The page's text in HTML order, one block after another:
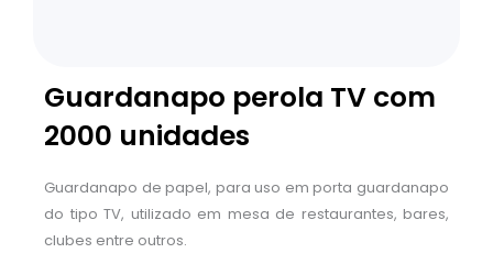
Guardanapo perola TV com
2000 unidades
Guardanapo de papel, para uso em porta guardanapo
do tipo TV, utilizado em mesa de restaurantes, bares,
clubes entre outros.